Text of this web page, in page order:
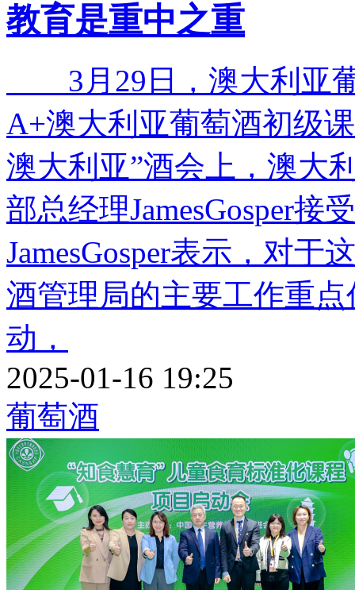
教育是重中之重
3月29日，澳大利亚葡
A+澳大利亚葡萄酒初级
澳大利亚”酒会上，澳大
部总经理JamesGosper接
JamesGosper表示，对于
酒管理局的主要工作重
动，
2025-01-16 19:25
葡萄酒